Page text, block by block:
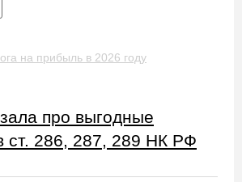
на прибыль в 2026 году
про выгодные
ст. 286, 287, 289 НК РФ